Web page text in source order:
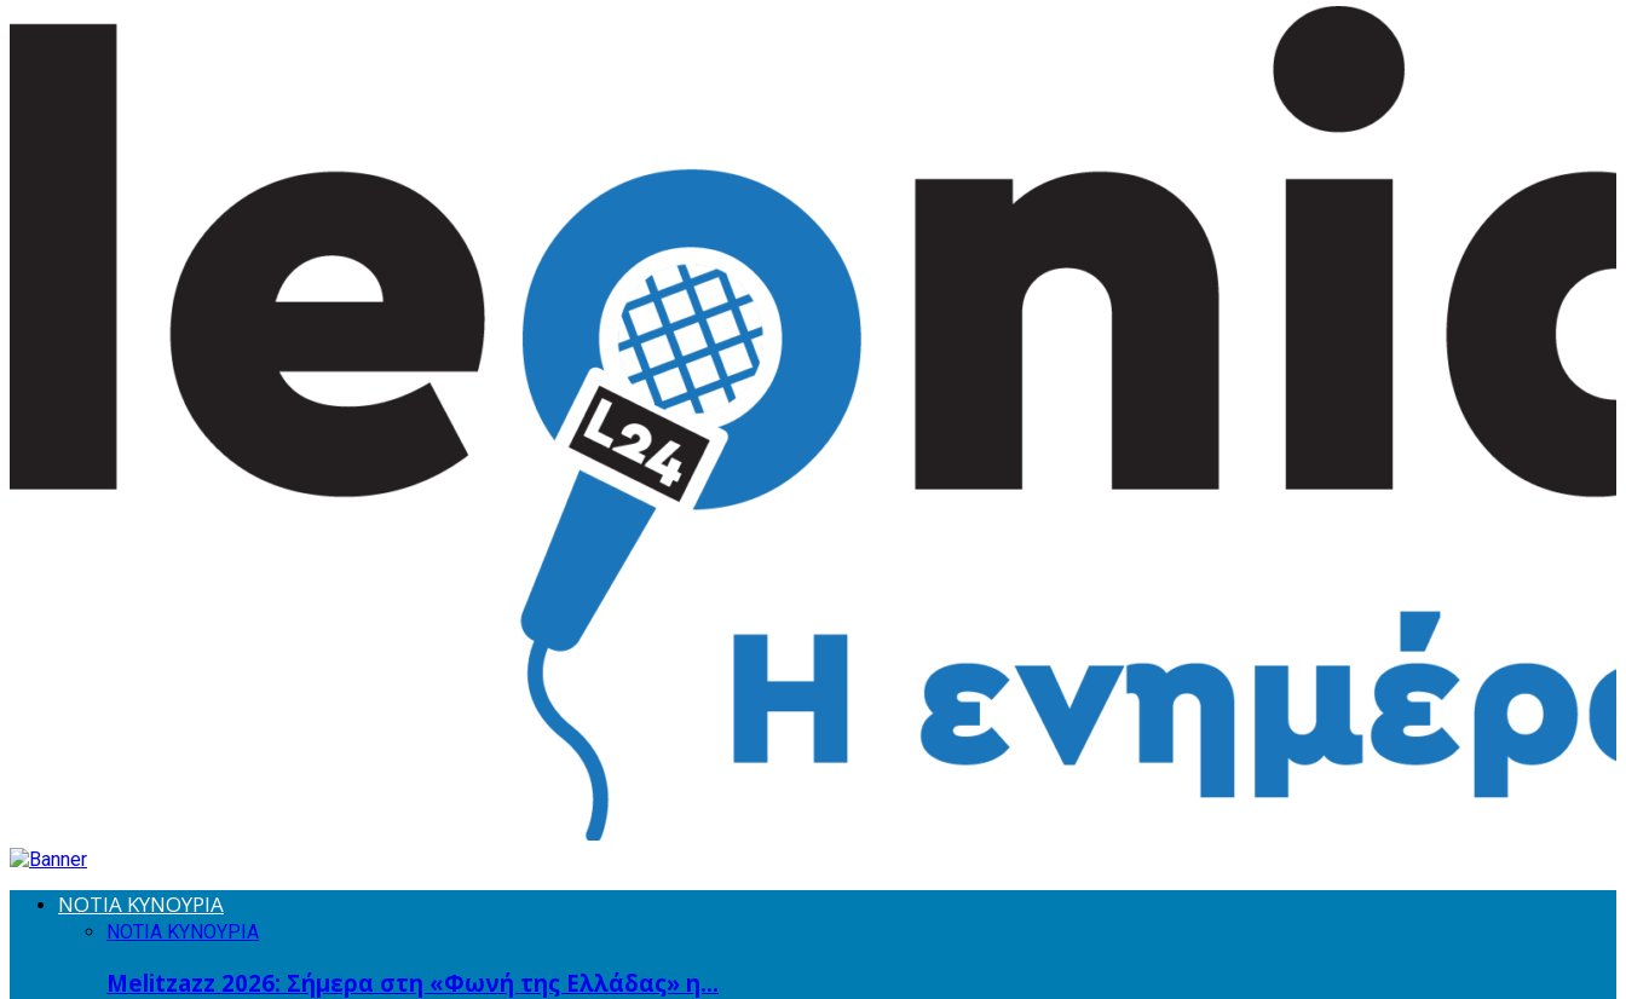
ΝΟΤΙΑ ΚΥΝΟΥΡΙΑ
ΝΟΤΙΑ ΚΥΝΟΥΡΙΑ
Melitzazz 2026: Σήμερα στη «Φωνή της Ελλάδας» η…